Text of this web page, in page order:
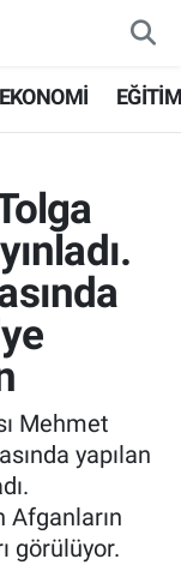
EKONOMİ
Mehmet
yapılan
Afganların
görülüyor.